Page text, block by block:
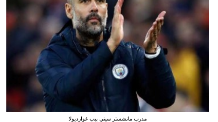
مدرب مانشستر سيتي بيب غوارديولا